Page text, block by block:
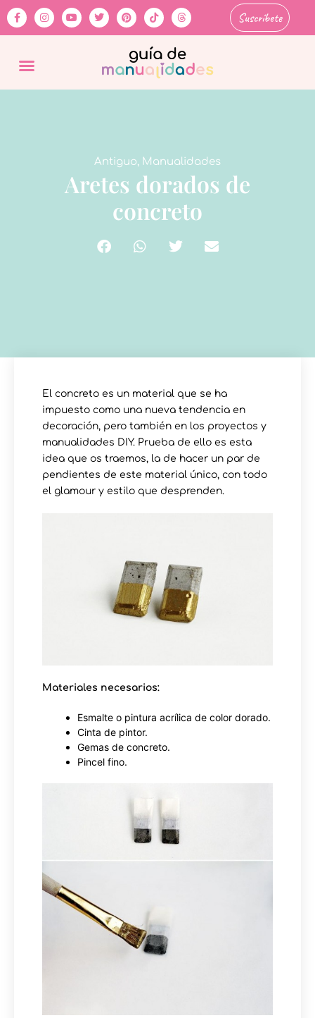
Suscríbete
Antiguo, Manualidades
Aretes dorados de
concreto
El concreto es un material que se ha
impuesto como una nueva tendencia en
decoración, pero también en los proyectos y
manualidades DIY. Prueba de ello es esta
idea que os traemos, la de hacer un par de
pendientes de este material único, con todo
el glamour y estilo que desprenden.
Materiales necesarios:
Esmalte o pintura acrílica de color dorado.
Cinta de pintor.
Gemas de concreto.
Pincel fino.